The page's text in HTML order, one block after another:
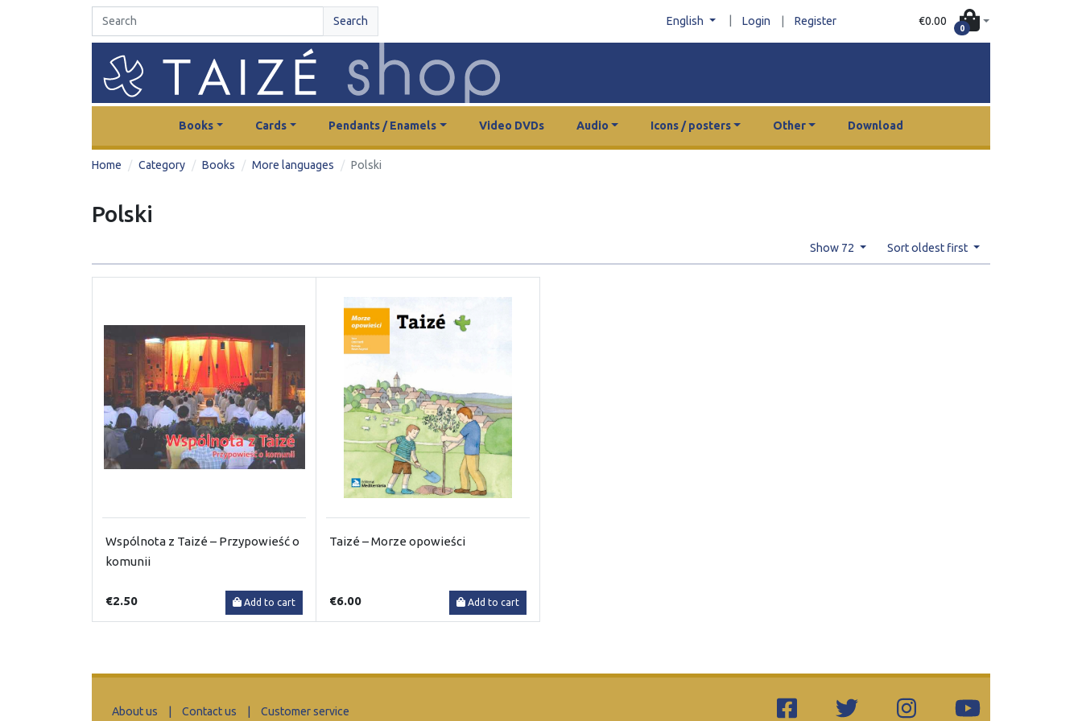
Search English Login Register €0.00
0
Books Cards Pendants / Enamels Video DVDs Audio Icons / posters Other Download
Home Category Books More languages Polski
Polski
Show 72 Sort oldest first
Wspólnota z Taizé – Przypowieść o
komunii
€2.50 Add to cart
Taizé – Morze opowieści
€6.00 Add to cart
About us | Contact us | Customer service